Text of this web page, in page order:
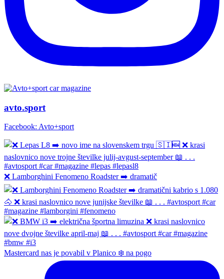
avto.sport
Facebook: Avto+sport
❌ Lamborghini Fenomeno Roadster ➡️ dramatič
Mastercard nas je povabil v Planico ❄️ na pogo